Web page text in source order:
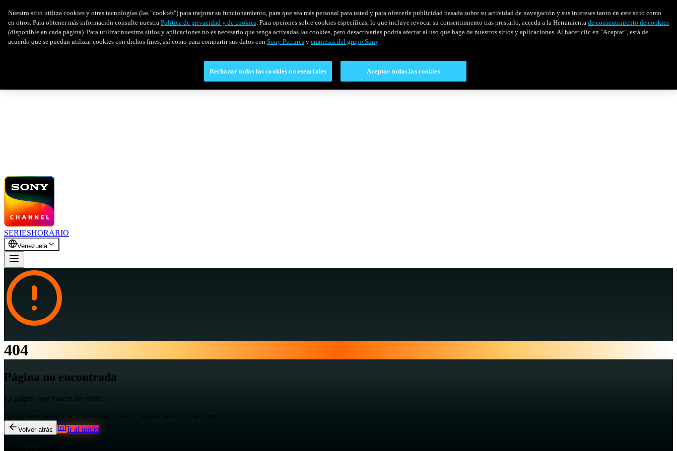
SERIESHORARIO
Venezuela
404
Página no encontrada
La página que buscas no existe:
Volver atrás
Ir al inicio
Nuestro sitio utiliza cookies y otras tecnologías (las "cookies") para mejorar su funcionamiento, para que sea más personal para usted y para ofrecerle publicidad basada sobre su actividad de navegación y sus intereses tanto en este sitio como
en otros. Para obtener más información consulte nuestra Política de privacidad y de cookies. Para opciones sobre cookies específicas, lo que incluye revocar su consentimiento tras prestarlo, acceda a la Herramienta de consentimiento de cookies
(disponible en cada página). Para utilizar nuestros sitios y aplicaciones no es necesario que tenga activadas las cookies, pero desactivarlas podría afectar al uso que haga de nuestros sitios y aplicaciones. Al hacer clic en "Aceptar", está de
acuerdo que se puedan utilizar cookies con dichos fines, así como para compartir sus datos con Sony Pictures y empresas del grupo Sony.
Rechazar todas las cookies no esenciales Aceptar todas las cookies